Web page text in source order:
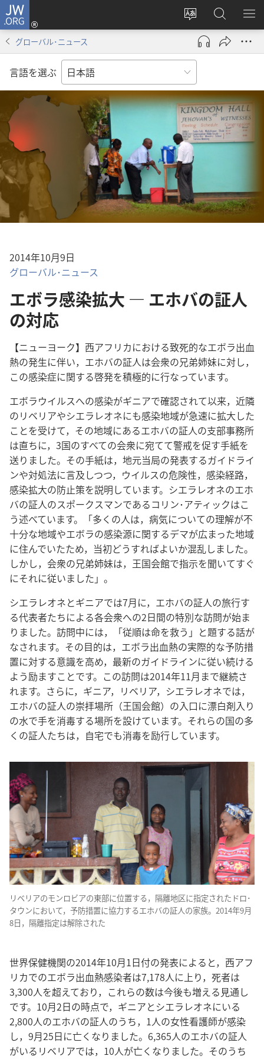
JW.ORG
サ
イ
ト
の
言
語
を
変
え
る
ロ
グ
ン
し
い
タ
ブ
で
開
く）
JW.ORG
の
検
メ
を
グローバル･ニュース
言語を選ぶ
2014年10月9日
グローバル･ニュース
エボラ感染拡大 ― エホバの証人
の対応
【ニューヨーク】西アフリカにおける致死的なエボラ出血
熱の発生に伴い，エホバの証人は会衆の兄弟姉妹に対し，
この感染症に関する啓発を積極的に行なっています。
エボラウイルスへの感染がギニアで確認されて以来，近隣
のリベリアやシエラレオネにも感染地域が急速に拡大した
ことを受けて，その地域にあるエホバの証人の支部事務所
は直ちに，3国のすべての会衆に宛てて警戒を促す手紙を
送りました。その手紙は，地元当局の発表するガイドライ
ンや対処法に言及しつつ，ウイルスの危険性，感染経路，
感染拡大の防止策を説明しています。シエラレオネのエホ
バの証人のスポークスマンであるコリン･アティックはこ
う述べています。「多くの人は，病気についての理解が不
十分な地域やエボラの感染源に関するデマが広まった地域
に住んでいたため，当初どうすればよいか混乱しました。
しかし，会衆の兄弟姉妹は，王国会館で指示を聞いてすぐ
にそれに従いました」。
シエラレオネとギニアでは7月に，エホバの証人の旅行す
る代表者たちによる各会衆への2日間の特別な訪問が始ま
りました。訪問中には，「従順は命を救う」と題する話が
なされます。その目的は，エボラ出血熱の実際的な予防措
置に対する意識を高め，最新のガイドラインに従い続ける
よう励ますことです。この訪問は2014年11月まで継続さ
れます。さらに，ギニア，リベリア，シエラレオネでは，
エホバの証人の崇拝場所（王国会館）の入口に漂白剤入り
の水で手を消毒する場所を設けています。それらの国の多
くの証人たちは，自宅でも消毒を励行しています。
リベリアのモンロビアの東部に位置する，隔離地区に指定されたドロ･
タウンにおいて，予防措置に協力するエホバの証人の家族。2014年9月
8日，隔離指定は解除された
世界保健機関の2014年10月1日付の発表によると，西アフ
リカでのエボラ出血熱感染者は7,178人に上り，死者は
3,300人を超えており，これらの数は今後も増える見通し
です。10月2日の時点で，ギニアとシエラレオネにいる
2,800人のエホバの証人のうち，1人の女性看護師が感染
し，9月25日に亡くなりました。6,365人のエホバの証人
がいるリベリアでは，10人が亡くなりました。そのうち